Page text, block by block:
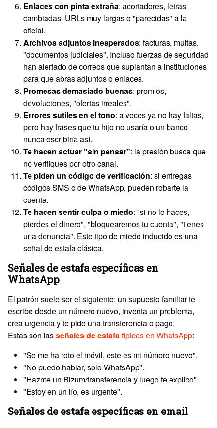
Enlaces con pinta extraña: acortadores, letras
cambiadas, URLs muy largas o "parecidas" a la
oficial.
Archivos adjuntos inesperados: facturas, multas,
"documentos judiciales". Incluso fuerzas de seguridad
han alertado de correos que suplantan a instituciones
para que abras adjuntos o enlaces.
Promesas demasiado buenas: premios,
devoluciones, "ofertas irreales".
Errores sutiles en el tono: a veces ya no hay faltas,
pero hay frases que tu hijo no usaría o un banco
nunca escribiría así.
Te hacen actuar "sin pensar": la presión busca que
no verifiques por otro canal.
Te piden un código de verificación: si entregas
códigos SMS o de WhatsApp, pueden robarte la
cuenta.
Te hacen sentir culpa o miedo: "si no lo haces,
pierdes el dinero", "bloquearemos tu cuenta", "tienes
una denuncia". Este tipo de miedo inducido es una
señal de estafa clásica.
Señales de estafa específicas en
WhatsApp
El patrón suele ser el siguiente: un supuesto familiar te
escribe desde un número nuevo, inventa un problema,
crea urgencia y te pide una transferencia o pago.
Estas son lasseñales de estafatípicas en WhatsApp:
"Se me ha roto el móvil, este es mi número nuevo".
"No puedo hablar, solo WhatsApp".
"Hazme un Bizum/transferencia y luego te explico".
"Estoy en un lío, es urgente".
Señales de estafa específicas en email